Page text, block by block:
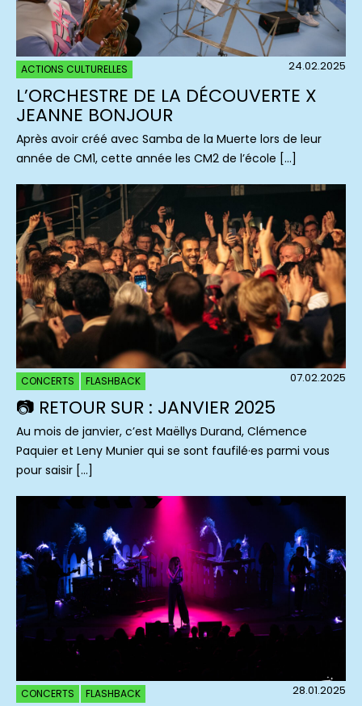
ACTIONS CULTURELLES 24.02.2025
L’ORCHESTRE DE LA DÉCOUVERTE X
JEANNE BONJOUR
Après avoir créé avec Samba de la Muerte lors de leur
année de CM1, cette année les CM2 de l’école […]
CONCERTS FLASHBACK 07.02.2025
📷 RETOUR SUR : JANVIER 2025
Au mois de janvier, c’est Maëllys Durand, Clémence
Paquier et Leny Munier qui se sont faufilé·es parmi vous
pour saisir […]
CONCERTS FLASHBACK 28.01.2025